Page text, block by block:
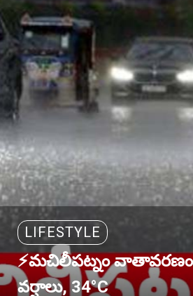
LIFESTYLE
⚡మచిలీపట్నం
వర్షాలు, 34°C